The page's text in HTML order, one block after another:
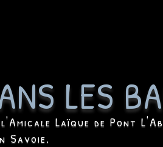
LES
l'Amicale Laïque de Pont
Savoie.